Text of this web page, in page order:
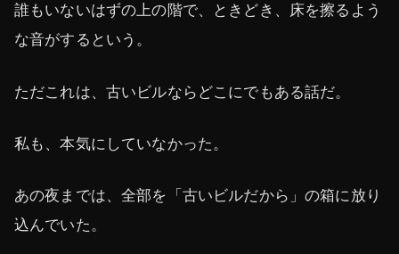
誰もいないはずの上の階で、ときどき、床を擦るよう
な音がするという。
ただこれは、古いビルならどこにでもある話だ。
私も、本気にしていなかった。
あの夜までは、全部を「古いビルだから」の箱に放り
込んでいた。